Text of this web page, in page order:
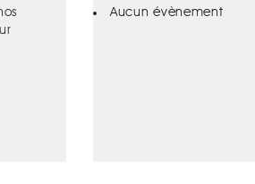
Aucun évènement